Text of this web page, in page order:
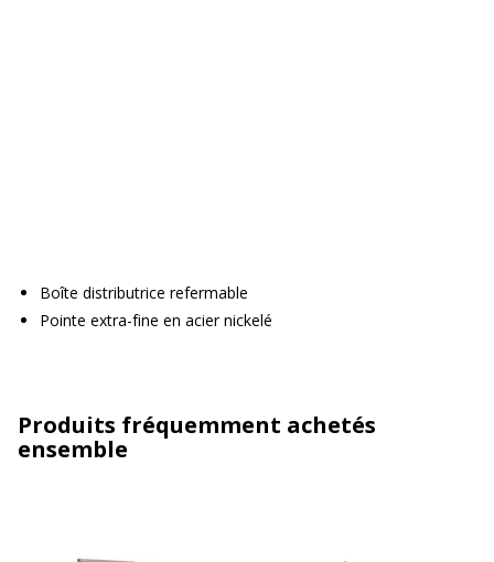
Boîte distributrice refermable
Pointe extra-fine en acier nickelé
Produits fréquemment achetés
ensemble